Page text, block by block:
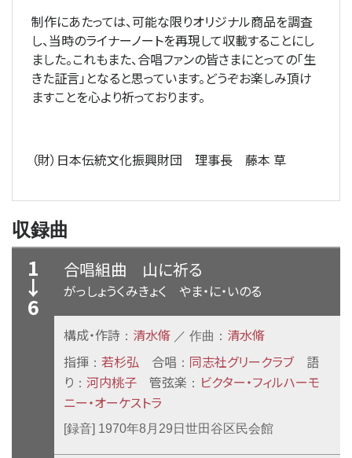
制作にあたっては、可能な限りオリジナル商品を調査
し、当時のライナーノートを再現して収載することにし
ました。これもまた、合唱ファンの皆さまにとっての「生
きた証言」となると思っています。どうぞお楽しみ頂け
ますことを心より祈っております。
（財）日本伝統文化振興財団 理事長 藤本 草
収録曲
1
↓
6
合唱組曲 山に祈る
がっしょうくみきょく やま・に・いのる
構成・作詩 ： 清水脩 ／ 作曲： 清水脩
指揮 ： 若杉弘 合唱 ： 同志社グリークラブ
語
り ： 河内桃子 管弦楽 ： ビクター・フィルハーモ
ニー・オーケストラ
[録音] 1970年8月29日世田谷区民会館